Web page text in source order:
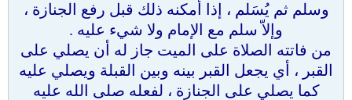
وسلم ثم يُسَلم ، إذا أمكنه ذلك قبل رفع الجنازة ،
وإلاّ سلم مع الإمام ولا شيء عليه .
من فاتته الصلاة على الميت جاز له أن يصلي على
القبر ، أي يجعل القبر بينه وبين القبلة ويصلي عليه
كما يصلي على الجنازة ، لفعله صلى الله عليه